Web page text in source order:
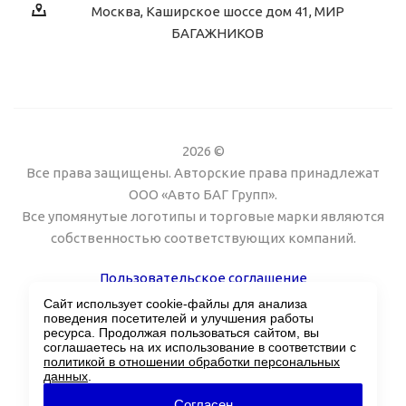
Москва, Каширское шоссе дом 41, МИР
БАГАЖНИКОВ
2026 ©
Все права защищены. Авторские права принадлежат
ООО «Авто БАГ Групп».
Все упомянутые логотипы и торговые марки являются
собственностью соответствующих компаний.
Пользовательское соглашение
Поддержка сайта Twin px
Сайт использует cookie-файлы для анализа
поведения посетителей и улучшения работы
ресурса. Продолжая пользоваться сайтом, вы
соглашаетесь на их использование в соответствии с
политикой в отношении обработки персональных
данных